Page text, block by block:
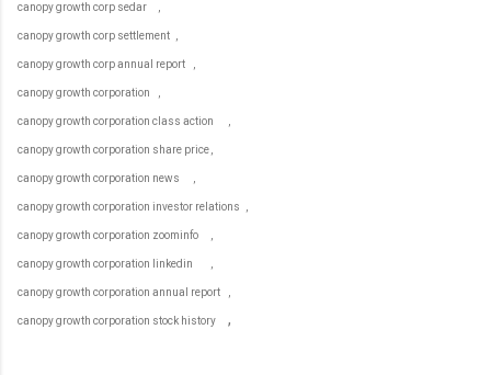
canopy growth corp sedar ,
canopy growth corp settlement ,
canopy growth corp annual report ,
canopy growth corporation ,
canopy growth corporation class action ,
canopy growth corporation share price,
canopy growth corporation news ,
canopy growth corporation investor relations ,
canopy growth corporation zoominfo ,
canopy growth corporation linkedin ,
canopy growth corporation annual report ,
canopy growth corporation stock history ,